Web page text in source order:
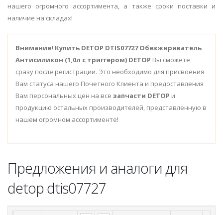
нашего огромного ассортимента, а также сроки поставки и
наличие на складах!
Внимание! Купить DETOP DTIS07727 Обезжириватель
Антисиликон (1,0л с триггером) DETOP Вы сможете
сразу после регистрации. Это необходимо для присвоения
Вам статуса нашего Почетного Клиента и предоставления
Вам персональных цен на все запчасти DETOP и
продукцию остальных производителей, представленную в
нашем огромном ассортименте!
Предложения и аналоги для
detop dtis07727